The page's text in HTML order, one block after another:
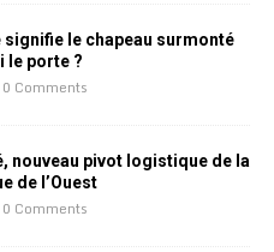
signifie le chapeau surmonté
le porte ?
0 Comments
nouveau pivot logistique de la
de l’Ouest
0 Comments